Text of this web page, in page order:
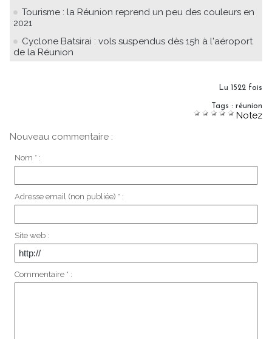
Tourisme : la Réunion reprend un peu des couleurs en
2021
Cyclone Batsirai : vols suspendus dès 15h à l'aéroport
de la Réunion
Lu 1522 fois
Tags : réunion
Notez
Nouveau commentaire :
Nom * :
Adresse email (non publiée) * :
Site web :
Commentaire * :